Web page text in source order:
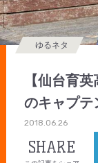
【仙台育
のキャプテ
ゆるネタ
2018.06.26
SHARE